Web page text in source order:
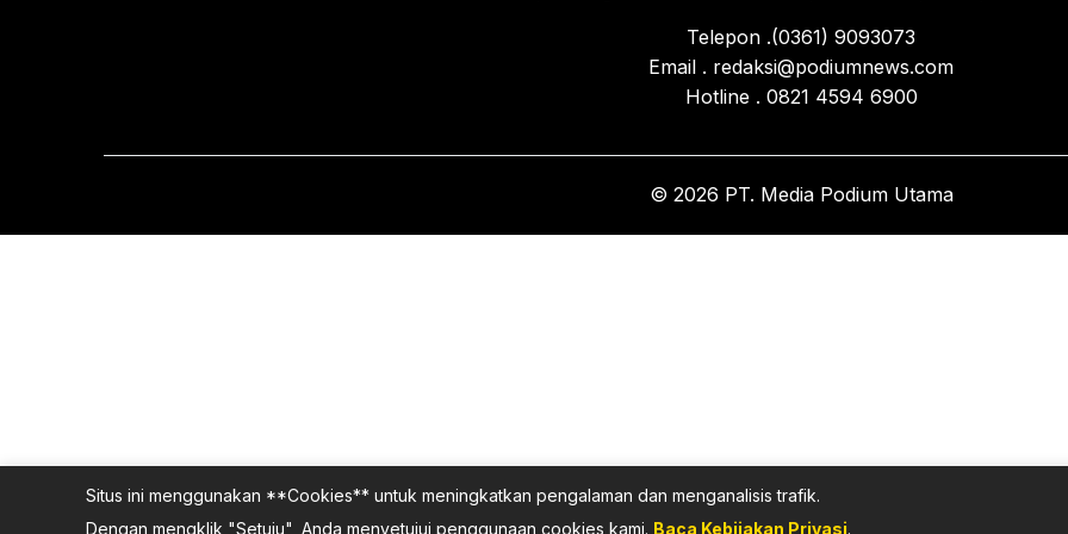
Telepon .(0361) 9093073
Email . redaksi@podiumnews.com
Hotline . 0821 4594 6900
© 2026 PT. Media Podium Utama
Situs ini menggunakan **Cookies** untuk meningkatkan pengalaman dan menganalisis trafik.
Dengan mengklik "Setuju", Anda menyetujui penggunaan cookies kami. Baca Kebijakan Privasi.